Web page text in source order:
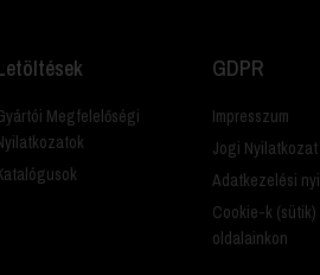
Megfelelőségi
GDPR
Impresszum
Jogi Nyilatkozat
Adatkezelési
Cookie-k
oldalainkon